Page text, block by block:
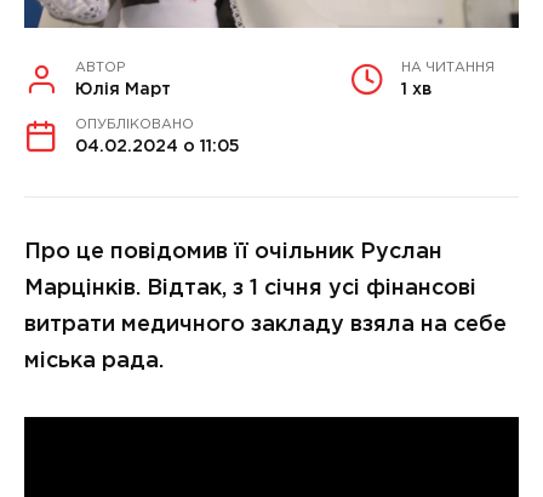
АВТОР
Юлія Март
НА ЧИТАННЯ
1 хв
ОПУБЛІКОВАНО
04.02.2024 о 11:05
Про це повідомив її очільник Руслан
Марцінків. Відтак, з 1 січня усі фінансові
витрати медичного закладу взяла на себе
міська рада.